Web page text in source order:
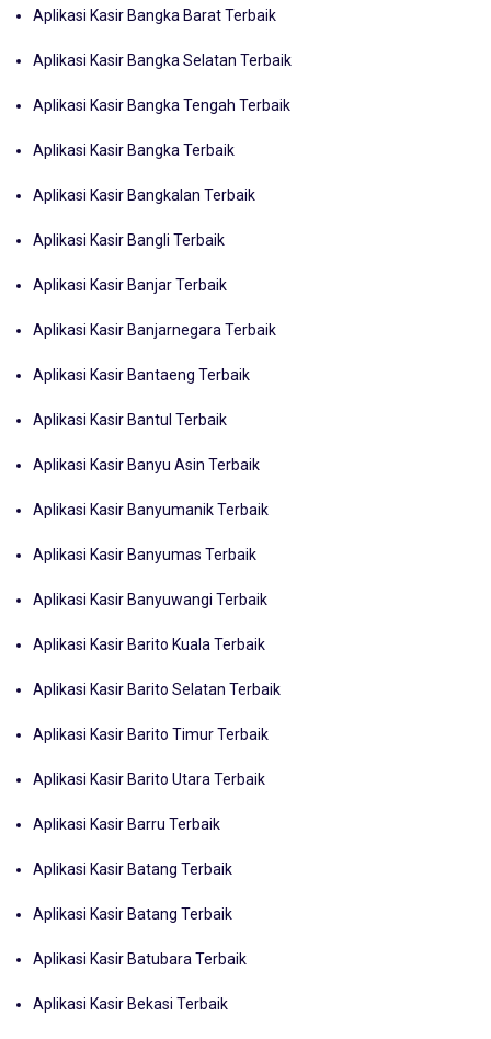
Aplikasi Kasir Bangka Barat Terbaik
Aplikasi Kasir Bangka Selatan Terbaik
Aplikasi Kasir Bangka Tengah Terbaik
Aplikasi Kasir Bangka Terbaik
Aplikasi Kasir Bangkalan Terbaik
Aplikasi Kasir Bangli Terbaik
Aplikasi Kasir Banjar Terbaik
Aplikasi Kasir Banjarnegara Terbaik
Aplikasi Kasir Bantaeng Terbaik
Aplikasi Kasir Bantul Terbaik
Aplikasi Kasir Banyu Asin Terbaik
Aplikasi Kasir Banyumanik Terbaik
Aplikasi Kasir Banyumas Terbaik
Aplikasi Kasir Banyuwangi Terbaik
Aplikasi Kasir Barito Kuala Terbaik
Aplikasi Kasir Barito Selatan Terbaik
Aplikasi Kasir Barito Timur Terbaik
Aplikasi Kasir Barito Utara Terbaik
Aplikasi Kasir Barru Terbaik
Aplikasi Kasir Batang Terbaik
Aplikasi Kasir Batang Terbaik
Aplikasi Kasir Batubara Terbaik
Aplikasi Kasir Bekasi Terbaik